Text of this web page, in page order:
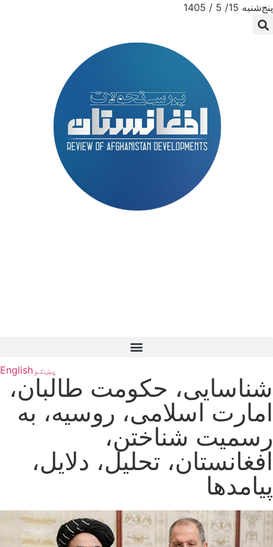
پنج‌شنبه 15/ 5 / 1405
پښتوEnglish
شناسایی، حکومت طالبان،
امارت اسلامی، روسیه، به
رسمیت شناختن،
افغانستان، تحلیل، دلایل،
پیامدها